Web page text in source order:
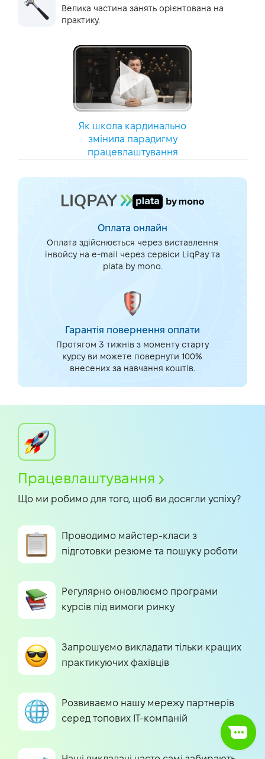
Велика частина занять орієнтована на
практику.
Як школа кардинально
змінила парадигму
працевлаштування
Оплата онлайн
Оплата здійснюється через виставлення
інвойсу на e-mail через сервіси LiqPay та
plata by mono.
Гарантія повернення оплати
Протягом 3 тижнів з моменту старту
курсу ви можете повернути 100%
внесених за навчання коштів.
Працевлаштування
Що ми робимо для того, щоб ви досягли успіху?
Проводимо майстер-класи з
підготовки резюме та пошуку роботи
Регулярно оновлюємо програми
курсів під вимоги ринку
Запрошуємо викладати тільки кращих
практикуючих фахівців
Розвиваємо нашу мережу партнерів
серед топових IT-компаній